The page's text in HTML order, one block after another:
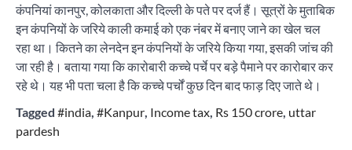
कंपनियां कानपुर, कोलकाता और दिल्ली के पते पर दर्ज हैं। सूत्रों के मुताबिक
इन कंपनियों के जरिये काली कमाई को एक नंबर में बनाए जाने का खेल चल
रहा था। कितने का लेनदेन इन कंपनियों के जरिये किया गया, इसकी जांच की
जा रही है। बताया गया कि कारोबारी कच्चे पर्चे पर बड़े पैमाने पर कारोबार कर
रहे थे। यह भी पता चला है कि कच्चे पर्चों कुछ दिन बाद फाड़ दिए जाते थे।
Tagged #india, #Kanpur, Income tax, Rs 150 crore, uttar
pardesh